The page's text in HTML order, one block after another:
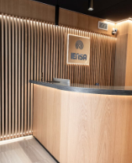
El Pan Nuestro